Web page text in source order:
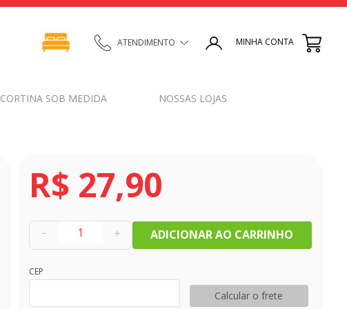
ATENDIMENTO MINHA CONTA
CORTINA SOB MEDIDA NOSSAS LOJAS
R$ 27,90
＋
－ ADICIONAR AO CARRINHO
CEP
Calcular o frete